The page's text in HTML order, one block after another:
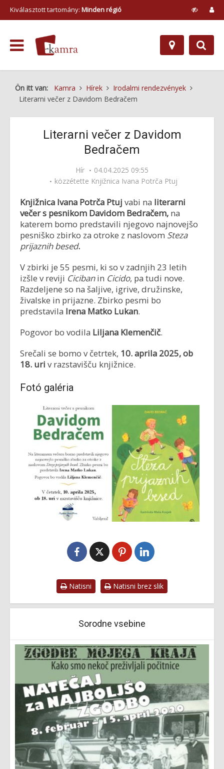
Kiválasztott tartomány: Minden régió
Ön itt van: Kamra Hírek
Irodalmi rendezvények
Literarni večer z Davidom Bedračem
Literarni večer z Davidom
Bedračem
Hír
04.04.2025 09:55
közzétette Knjižnica Ivana Potrča Ptuj
Knjižnica Ivana Potrča Ptuj vabi na literarni
večer s pesnikom Davidom Bedračem, na
katerem bomo predstavili njegovo najnovejšo
pesniško zbirko za otroke z naslovom Steza
prijaznih besed.
V zbirki je 55 pesmi, ki so v zadnjih 23 letih
izšle v reviji Cicibanin Cicido, pa tudi nove.
Razdeljene so na šaljive, igrive, družinske,
živalske in prijazne. Zbirko pesmi bo
predstavila Irena Matko Lukan.
Pogovor bo vodila Liljana Klemenčič.
Srečali se bomo v četrtek, 10. aprila 2025, ob
18. uri v razstavišču knjižnice.
Fotó galéria
Natisni Natisni brez slik
Sorodne vsebine